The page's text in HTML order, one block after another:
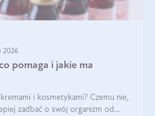
2026
pomaga i jakie ma
i kosmetykami? Czemu nie,
zadbać o swój organizm od